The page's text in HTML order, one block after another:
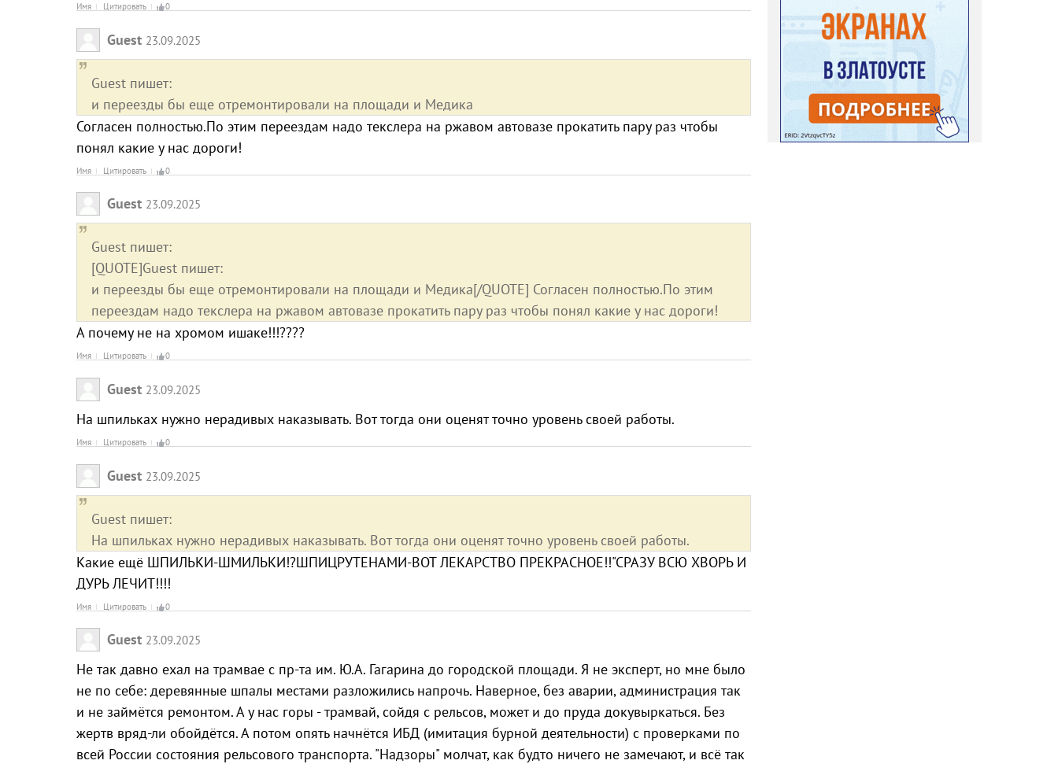
Имя Цитировать 0
Guest 23.09.2025
Guest пишет:
и переезды бы еще отремонтировали на площади и Медика
Согласен полностью.По этим переездам надо текслера на ржавом автовазе прокатить пару раз чтобы
понял какие у нас дороги!
Имя Цитировать 0
Guest 23.09.2025
Guest пишет:
[QUOTE]Guest пишет:
и переезды бы еще отремонтировали на площади и Медика[/QUOTE] Согласен полностью.По этим
переездам надо текслера на ржавом автовазе прокатить пару раз чтобы понял какие у нас дороги!
А почему не на хромом ишаке!!!????
Имя Цитировать 0
Guest 23.09.2025
На шпильках нужно нерадивых наказывать. Вот тогда они оценят точно уровень своей работы.
Имя Цитировать 0
Guest 23.09.2025
Guest пишет:
На шпильках нужно нерадивых наказывать. Вот тогда они оценят точно уровень своей работы.
Какие ещё ШПИЛЬКИ-ШМИЛЬКИ!?ШПИЦРУТЕНАМИ-ВОТ ЛЕКАРСТВО ПРЕКРАСНОЕ!!"СРАЗУ ВСЮ ХВОРЬ И
ДУРЬ ЛЕЧИТ!!!!
Имя Цитировать 0
Guest 23.09.2025
Не так давно ехал на трамвае с пр-та им. Ю.А. Гагарина до городской площади. Я не эксперт, но мне было
не по себе: деревянные шпалы местами разложились напрочь. Наверное, без аварии, администрация так
и не займётся ремонтом. А у нас горы - трамвай, сойдя с рельсов, может и до пруда докувыркаться. Без
жертв вряд-ли обойдётся. А потом опять начнётся ИБД (имитация бурной деятельности) с проверками по
всей России состояния рельсового транспорта. "Надзоры" молчат, как будто ничего не замечают, и всё так